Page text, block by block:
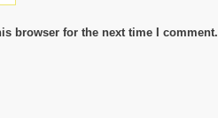
browser for the next time I comment.